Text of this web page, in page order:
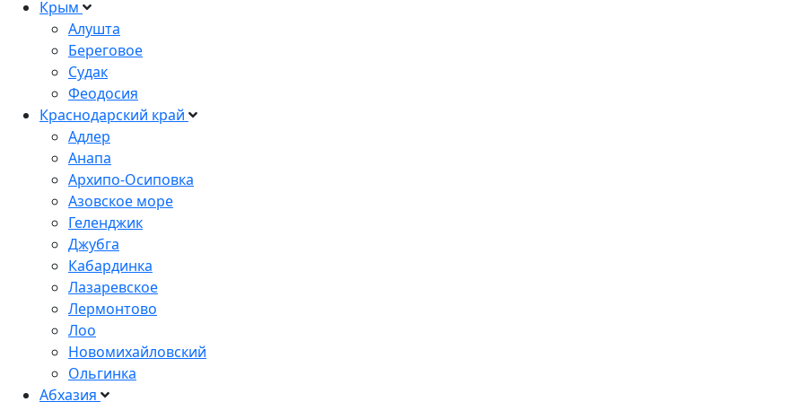
Крым
Алушта
Береговое
Судак
Феодосия
Краснодарский край
Адлер
Анапа
Архипо-Осиповка
Азовское море
Геленджик
Джубга
Кабардинка
Лазаревское
Лермонтово
Лоо
Новомихайловский
Ольгинка
Абхазия